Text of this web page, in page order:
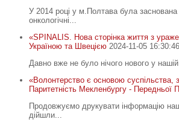
У 2014 році у м.Полтава була
онкологічні...
«SPINALIS. Нова сторінка життя з
Україною та Швецією 2024-11-05 16:30:46
Давно вже не було нічого нового у
«Волонтерство є основою суспільства,
Паритетність Мекленбургу - Передньої
Продовжуємо друкувати інформацію
дійшли...